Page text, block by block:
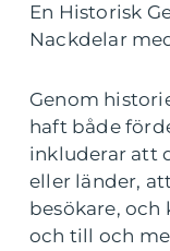
En Historisk
Nackdelar
Genom
haft både
inkluderar att
eller länder,
besökare,
och till och